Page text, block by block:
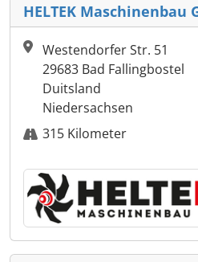
HELTEK Maschinenbau
Westendorfer Str. 51
29683 Bad Fallingbostel
Duitsland
Niedersachsen
315 Kilometer